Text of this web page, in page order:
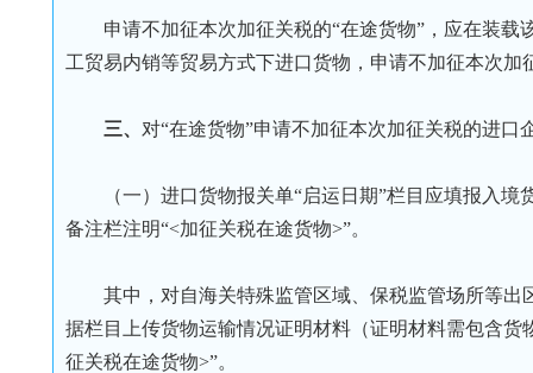
申请不加征本次加征关税的“在途货物”，应在装
工贸易内销等贸易方式下进口货物，申请不加征本次加
三、 对“在途货物”申请不加征本次加征关税的进
（一）进口货物报关单“启运日期”栏目应填报入
备注栏注明“<加征关税在途货物>”。
其中，对自海关特殊监管区域、保税监管场所等
据栏目上传货物运输情况证明材料（证明材料需包含
征关税在途货物>”。